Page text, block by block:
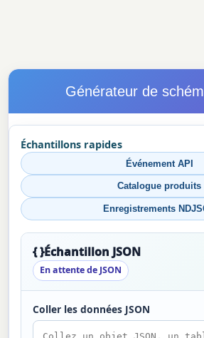
Générateur de
Échantillons rapides
Événement API
Catalogue produits
Enregistrements
{ }Échantillon JSON
En attente de JSON
Coller les données JSON